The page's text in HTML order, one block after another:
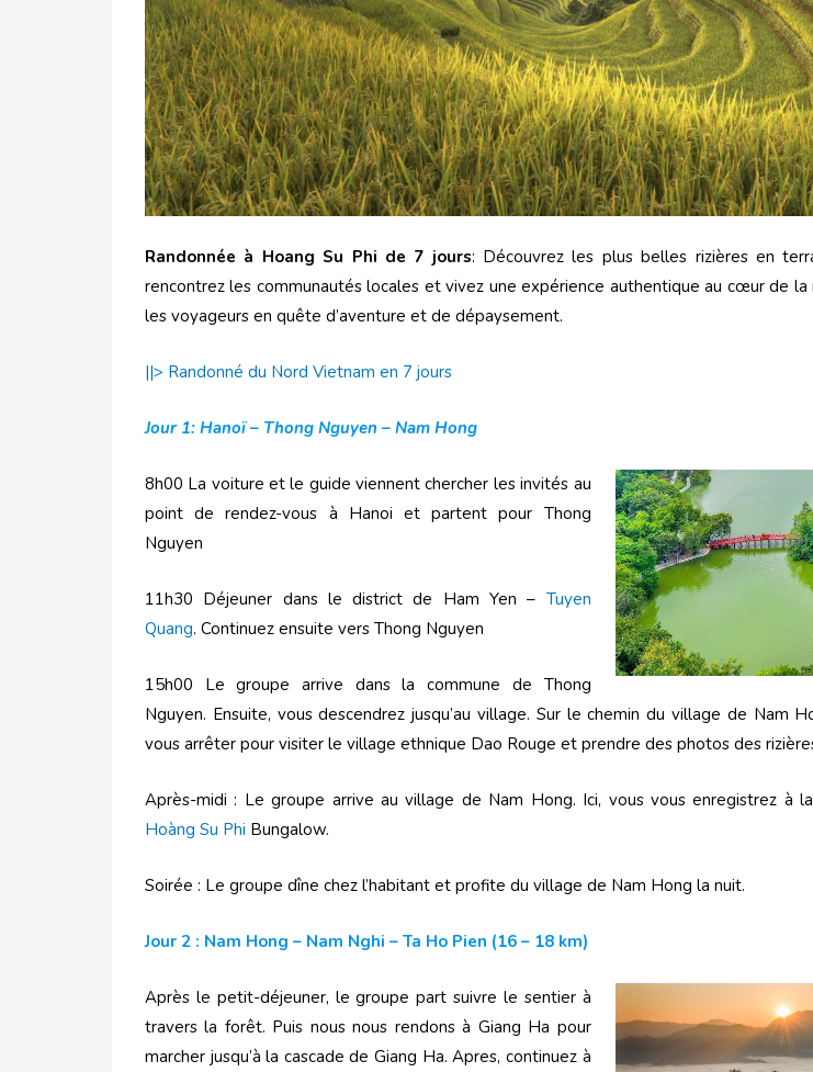
Randonnée à Hoang Su Phi de 7 jours: Découvrez les plus belles rizières en
rencontrez les communautés locales et vivez une expérience authentique au cœur de la
les voyageurs en quête d’aventure et de dépaysement.
||> Randonné du Nord Vietnam en 7 jours
Jour 1: Hanoï – Thong Nguyen – Nam Hong
8h00 La voiture et le guide viennent chercher les invités au
point de rendez-vous à Hanoi et partent pour Thong
Nguyen
11h30 Déjeuner dans le district de Ham Yen – Tuyen
Quang. Continuez ensuite vers Thong Nguyen
15h00 Le groupe arrive dans la commune de Thong
Nguyen. Ensuite, vous descendrez jusqu’au village. Sur le chemin du village de Nam
vous arrêter pour visiter le village ethnique Dao Rouge et prendre des photos des
Après-midi : Le groupe arrive au village de Nam Hong. Ici, vous vous enregistrez à la
Hoàng Su Phi Bungalow.
Soirée : Le groupe dîne chez l’habitant et profite du village de Nam Hong la nuit.
Jour 2 : Nam Hong – Nam Nghi – Ta Ho Pien (16 – 18 km)
Après le petit-déjeuner, le groupe part suivre le sentier à
travers la forêt. Puis nous nous rendons à Giang Ha pour
marcher jusqu’à la cascade de Giang Ha. Apres, continuez à